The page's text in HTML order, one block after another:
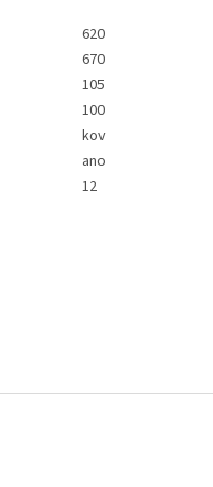
620
670
105
100
kov
ano
12